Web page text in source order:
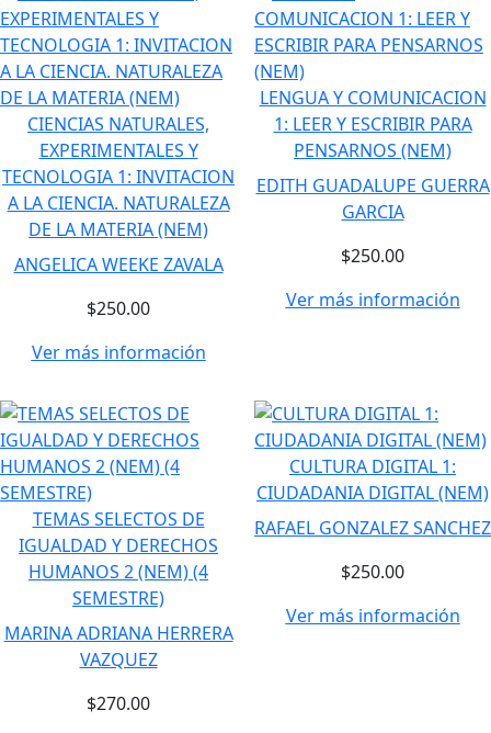
CIENCIAS NATURALES,
EXPERIMENTALES Y
TECNOLOGIA 1: INVITACION
A LA CIENCIA. NATURALEZA
DE LA MATERIA (NEM)
ANGELICA WEEKE ZAVALA
$250.00
Ver más información
LENGUA Y COMUNICACION
1: LEER Y ESCRIBIR PARA
PENSARNOS (NEM)
EDITH GUADALUPE GUERRA
GARCIA
$250.00
Ver más información
TEMAS SELECTOS DE
IGUALDAD Y DERECHOS
HUMANOS 2 (NEM) (4
SEMESTRE)
MARINA ADRIANA HERRERA
VAZQUEZ
$270.00
CULTURA DIGITAL 1:
CIUDADANIA DIGITAL (NEM)
RAFAEL GONZALEZ SANCHEZ
$250.00
Ver más información